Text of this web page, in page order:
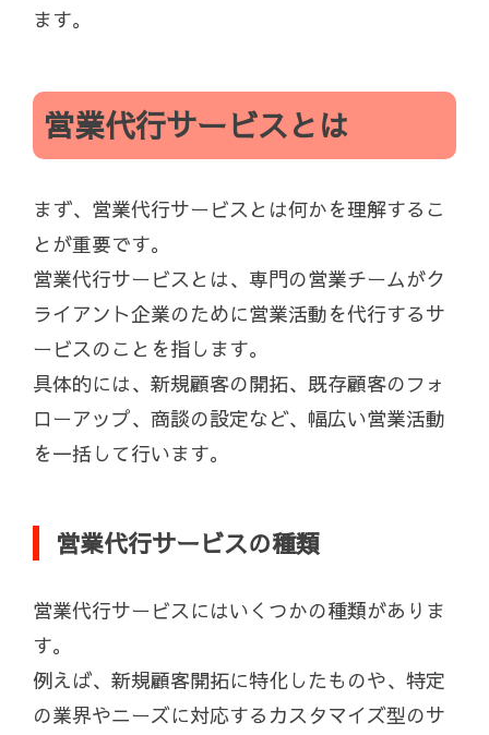
ます。
営業代行サービスとは
まず、営業代行サービスとは何かを理解するこ
とが重要です。
営業代行サービスとは、専門の営業チームがク
ライアント企業のために営業活動を代行するサ
ービスのことを指します。
具体的には、新規顧客の開拓、既存顧客のフォ
ローアップ、商談の設定など、幅広い営業活動
を一括して行います。
営業代行サービスの種類
営業代行サービスにはいくつかの種類がありま
す。
例えば、新規顧客開拓に特化したものや、特定
の業界やニーズに対応するカスタマイズ型のサ